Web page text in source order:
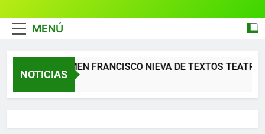
MENÚ
NOTICIAS
XII CERTAMEN FRANCISCO NIEVA DE TEXTOS
2 Meses Atrás